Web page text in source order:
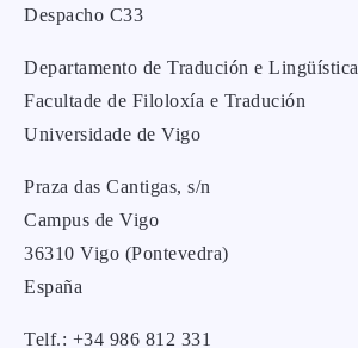
Despacho C33
Departamento de Tradución e Lingüística
Facultade de Filoloxía e Tradución
Universidade de Vigo
Praza das Cantigas, s/n
Campus de Vigo
36310 Vigo (Pontevedra)
España
Telf.: +34 986 812 331